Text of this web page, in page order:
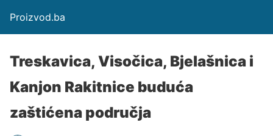
Proizvod.ba
Treskavica, Visočica, Bjelašnica i
Kanjon Rakitnice buduća
zaštićena područja